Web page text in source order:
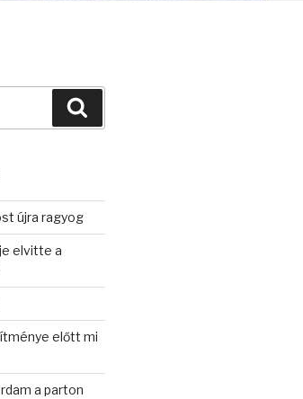
újra ragyog
elvitte a
előtt mi
a parton